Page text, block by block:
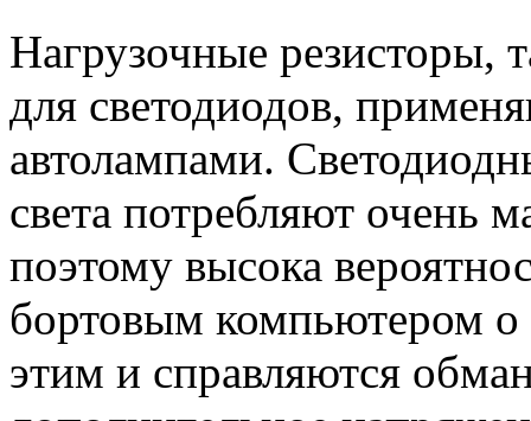
Нагрузочные резисторы,
для светодиодов,
автолампами.
света потребляют очень
поэтому высока
бортовым компьютером о
этим и справляются